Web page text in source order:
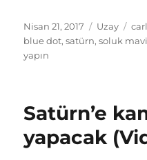
Yayın
tarihi
Nisan 21, 2017 Kategoriler
Uzay
blue dot,satürn,soluk
yapın
Satürn’e
yapacak